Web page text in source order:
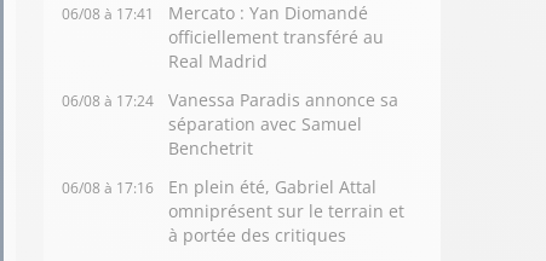
06/08 à 17:41
Mercato : Yan Diomandé
officiellement transféré au
Real Madrid
06/08 à 17:24
Vanessa Paradis annonce sa
séparation avec Samuel
Benchetrit
06/08 à 17:16
En plein été, Gabriel Attal
omniprésent sur le terrain et
à portée des critiques